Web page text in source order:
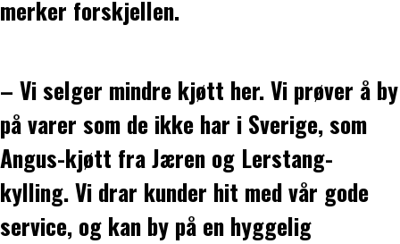
merker forskjellen.
– Vi selger mindre kjøtt her. Vi prøver å by
på varer som de ikke har i Sverige, som
Angus-kjøtt fra Jæren og Lerstang-
kylling. Vi drar kunder hit med vår gode
service, og kan by på en hyggelig